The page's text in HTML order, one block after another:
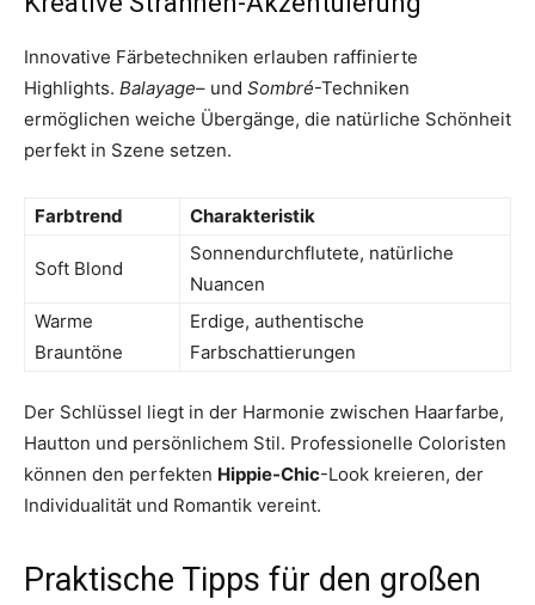
Innovative Färbetechniken erlauben raffinierte
Highlights. Balayage– und Sombré-Techniken
ermöglichen weiche Übergänge, die natürliche Schönheit
perfekt in Szene setzen.
Farbtrend Charakteristik
Soft Blond
Sonnendurchflutete, natürliche
Nuancen
Warme
Brauntöne
Erdige, authentische
Farbschattierungen
Der Schlüssel liegt in der Harmonie zwischen Haarfarbe,
Hautton und persönlichem Stil. Professionelle Coloristen
können den perfekten Hippie-Chic-Look kreieren, der
Individualität und Romantik vereint.
Praktische Tipps für den großen